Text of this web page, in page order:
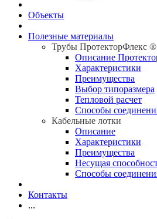
Объекты
Полезные материалы
Трубы ПротекторФлекс ®
Описание
Характеристики
Преимущества
Выбор типоразмера
Тепловой расчет
Способы
Кабельные лотки
Описание
Характеристики
Преимущества
Несущая
Способы
Контакты
...